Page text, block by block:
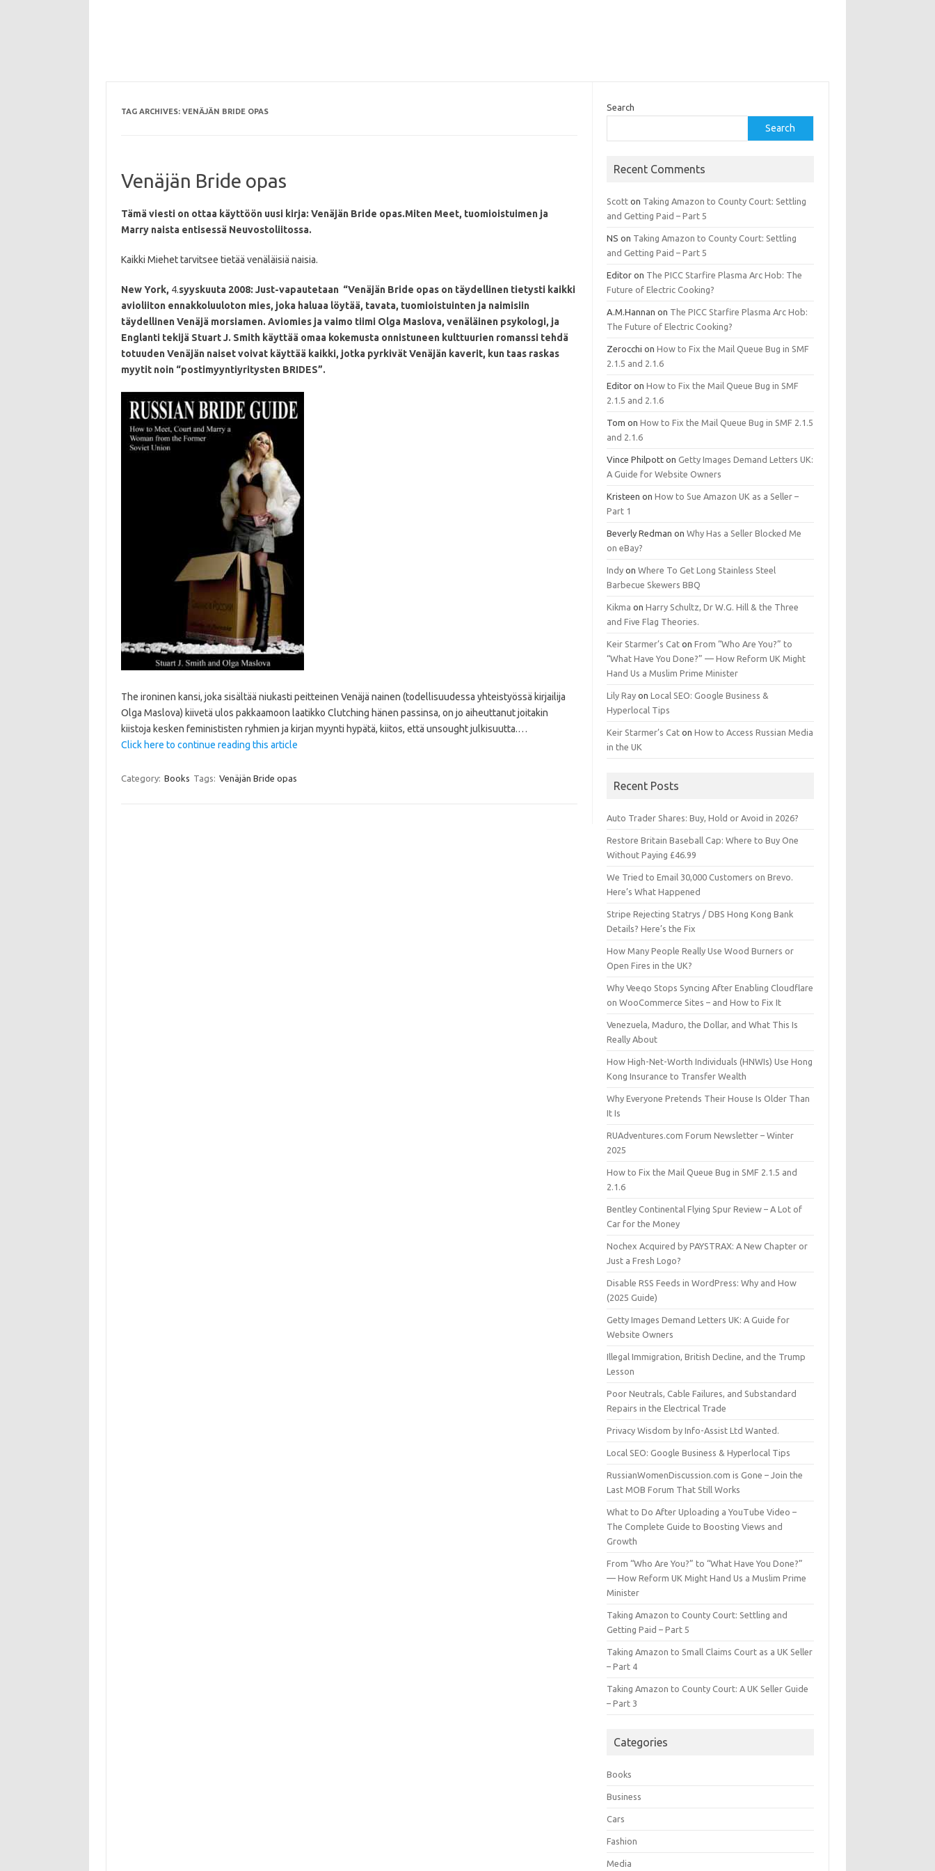
TAG ARCHIVES: VENÄJÄN BRIDE OPAS
Venäjän Bride opas
Tämä viesti on ottaa käyttöön uusi kirja: Venäjän Bride opas.Miten Meet, tuomioistuimen ja
Marry naista entisessä Neuvostoliitossa.
Kaikki Miehet tarvitsee tietää venäläisiä naisia.
New York, 4.syyskuuta 2008: Just-vapautetaan “Venäjän Bride opas on täydellinen tietysti kaikki
avioliiton ennakkoluuloton mies, joka haluaa löytää, tavata, tuomioistuinten ja naimisiin
täydellinen Venäjä morsiamen. Aviomies ja vaimo tiimi Olga Maslova, venäläinen psykologi, ja
Englanti tekijä Stuart J. Smith käyttää omaa kokemusta onnistuneen kulttuurien romanssi tehdä
totuuden Venäjän naiset voivat käyttää kaikki, jotka pyrkivät Venäjän kaverit, kun taas raskas
myytit noin “postimyyntiyritysten BRIDES”.
The ironinen kansi, joka sisältää niukasti peitteinen Venäjä nainen (todellisuudessa yhteistyössä kirjailija
Olga Maslova) kiivetä ulos pakkaamoon laatikko Clutching hänen passinsa, on jo aiheuttanut joitakin
kiistoja kesken feminististen ryhmien ja kirjan myynti hypätä, kiitos, että unsought julkisuutta.…
Click here to continue reading this article
Category: Books Tags: Venäjän Bride opas
Search
Search
Recent Comments
Scott on Taking Amazon to County Court: Settling
and Getting Paid – Part 5
NS on Taking Amazon to County Court: Settling
and Getting Paid – Part 5
Editor on The PICC Starfire Plasma Arc Hob: The
Future of Electric Cooking?
A.M.Hannan on The PICC Starfire Plasma Arc Hob:
The Future of Electric Cooking?
Zerocchi onHow to Fix the Mail Queue Bug in SMF
2.1.5 and 2.1.6
Editor onHow to Fix the Mail Queue Bug in SMF
2.1.5 and 2.1.6
Tom onHow to Fix the Mail Queue Bug in SMF 2.1.5
and 2.1.6
Vince Philpott onGetty Images Demand Letters UK:
A Guide for Website Owners
Kristeen onHow to Sue Amazon UK as a Seller –
Part 1
Beverly Redman onWhy Has a Seller Blocked Me
on eBay?
Indy onWhere To Get Long Stainless Steel
Barbecue Skewers BBQ
Kikma onHarry Schultz, Dr W.G. Hill & the Three
and Five Flag Theories.
Keir Starmer’s Cat onFrom “Who Are You?” to
“What Have You Done?” — How Reform UK Might
Hand Us a Muslim Prime Minister
Lily Ray onLocal SEO: Google Business &
Hyperlocal Tips
Keir Starmer’s Cat onHow to Access Russian Media
in the UK
Recent Posts
Auto Trader Shares: Buy, Hold or Avoid in 2026?
Restore Britain Baseball Cap: Where to Buy One
Without Paying £46.99
We Tried to Email 30,000 Customers on Brevo.
Here’s What Happened
Stripe Rejecting Statrys / DBS Hong Kong Bank
Details? Here’s the Fix
How Many People Really Use Wood Burners or
Open Fires in the UK?
Why Veeqo Stops Syncing After Enabling Cloudflare
on WooCommerce Sites – and How to Fix It
Venezuela, Maduro, the Dollar, and What This Is
Really About
How High-Net-Worth Individuals (HNWIs) Use Hong
Kong Insurance to Transfer Wealth
Why Everyone Pretends Their House Is Older Than
It Is
RUAdventures.com Forum Newsletter – Winter
2025
How to Fix the Mail Queue Bug in SMF 2.1.5 and
2.1.6
Bentley Continental Flying Spur Review – A Lot of
Car for the Money
Nochex Acquired by PAYSTRAX: A New Chapter or
Just a Fresh Logo?
Disable RSS Feeds in WordPress: Why and How
(2025 Guide)
Getty Images Demand Letters UK: A Guide for
Website Owners
Illegal Immigration, British Decline, and the Trump
Lesson
Poor Neutrals, Cable Failures, and Substandard
Repairs in the Electrical Trade
Privacy Wisdom by Info-Assist Ltd Wanted.
Local SEO: Google Business & Hyperlocal Tips
RussianWomenDiscussion.com is Gone – Join the
Last MOB Forum That Still Works
What to Do After Uploading a YouTube Video –
The Complete Guide to Boosting Views and
Growth
From “Who Are You?” to “What Have You Done?”
— How Reform UK Might Hand Us a Muslim Prime
Minister
Taking Amazon to County Court: Settling and
Getting Paid – Part 5
Taking Amazon to Small Claims Court as a UK Seller
– Part 4
Taking Amazon to County Court: A UK Seller Guide
– Part 3
Categories
Books
Business
Cars
Fashion
Media